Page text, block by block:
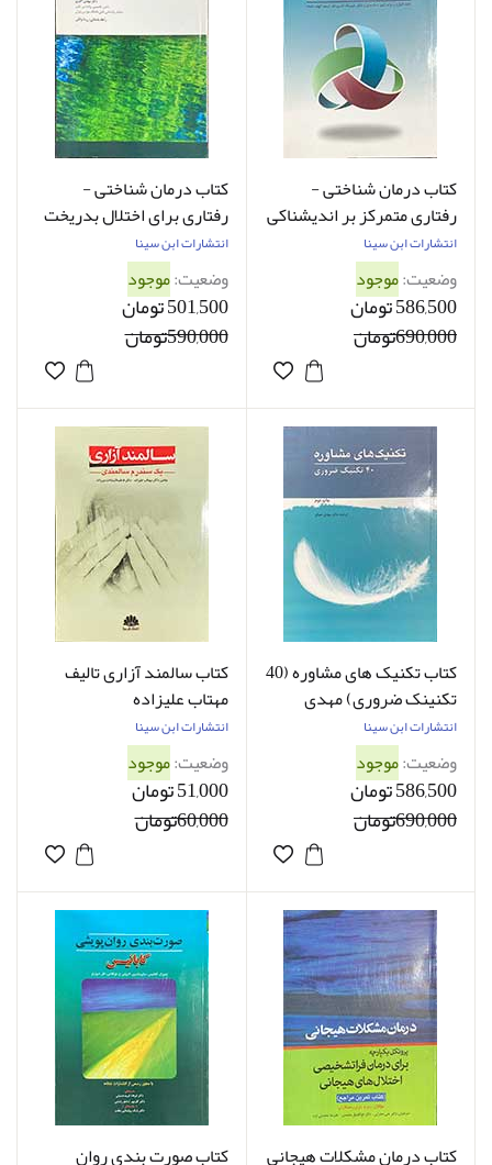
کتاب درمان شناختی -
رفتاری متمرکز بر اندیشناکی
ادوارد وات کینز ترجمه الهام
اشتاد
انتشارات ابن سینا
وضعیت:موجود
586,500 تومان
690,000تومان
کتاب درمان شناختی -
رفتاری برای اختلال بدریخت
انگاری بدن سابین ویلهلم
ترجمه مهدی اکبری
انتشارات ابن سینا
وضعیت:موجود
501,500 تومان
590,000تومان
کتاب تکنیک های مشاوره (40
تکنینک ضروری) مهدی
عبدلی
انتشارات ابن سینا
وضعیت:موجود
586,500 تومان
690,000تومان
کتاب سالمند آزاری تالیف
مهتاب علیزاده
انتشارات ابن سینا
وضعیت:موجود
51,000 تومان
60,000تومان
کتاب درمان مشکلات هیجانی کتاب صورت بندی روان